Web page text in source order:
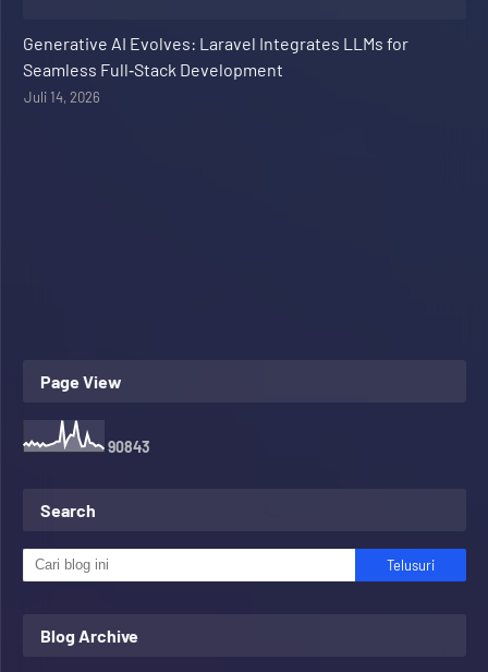
Generative AI Evolves: Laravel Integrates LLMs for
Seamless Full‑Stack Development
Juli 14, 2026
Page View
90843
Search
Blog Archive